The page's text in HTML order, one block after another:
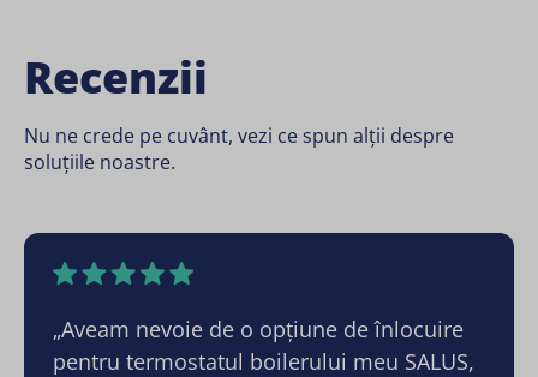
Recenzii
Nu ne crede pe cuvânt, vezi ce spun alții despre
soluțiile noastre.
„Aveam nevoie de o opțiune de înlocuire
pentru termostatul boilerului meu SALUS,